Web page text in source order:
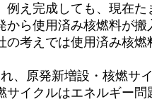
え完成しても、現在た
ら使用済み核燃料が
考えでは使用済み核
原発新増設・核燃サ
イクルはエネルギー